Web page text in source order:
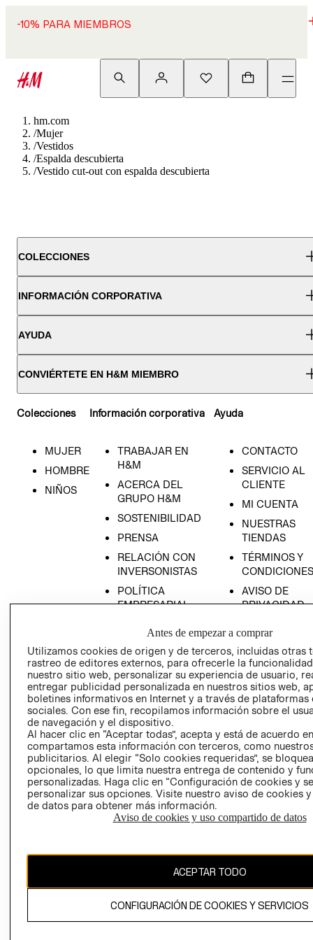
-10% PARA MIEMBROS
hm.com
/Mujer
/Vestidos
/Espalda descubierta
/Vestido cut-out con espalda descubierta
COLECCIONES
INFORMACIÓN CORPORATIVA
AYUDA
CONVIÉRTETE EN H&M MIEMBRO
Colecciones
MUJER
HOMBRE
NIÑOS
Información corporativa
TRABAJAR EN
H&M
ACERCA DEL
GRUPO H&M
SOSTENIBILIDAD
PRENSA
RELACIÓN CON
INVERSONISTAS
POLÍTICA
EMPRESARIAL
Ayuda
CONTACTO
SERVICIO AL
CLIENTE
MI CUENTA
NUESTRAS
TIENDAS
TÉRMINOS Y
CONDICIONES
AVISO DE
PRIVACIDAD
COOKIES
LIBRO DE
Ecuador ($)
CAMBIAR REGIÓN
El contenido de esta página web está protegido por copyright y es
propiedad de H&M Hennes & Mauritz AB.
Antes de empezar a comprar
Utilizamos cookies de origen y de terceros, incluidas otras
rastreo de editores externos, para ofrecerle la
nuestro sitio web, personalizar su experiencia de usuario,
entregar publicidad personalizada en nuestros sitios web,
boletines informativos en Internet y a través de plataformas
sociales. Con ese fin, recopilamos información sobre el
de navegación y el dispositivo.
Al hacer clic en “Aceptar todas”, acepta y está de acuerdo
compartamos esta información con terceros, como
publicitarios. Al elegir “Solo cookies requeridas”, se
opcionales, lo que limita nuestra entrega de contenido y
personalizadas. Haga clic en “Configuración de cookies y
personalizar sus opciones. Visite nuestro aviso de cookies
de datos para obtener más información.
Aviso de cookies y uso compartido de datos
ACEPTAR TODO
CONFIGURACIÓN DE COOKIES Y SERVICIOS